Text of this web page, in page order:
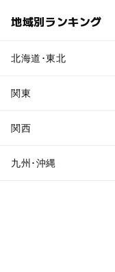
地域別ランキング
北海道･東北
関東
関西
九州･沖縄